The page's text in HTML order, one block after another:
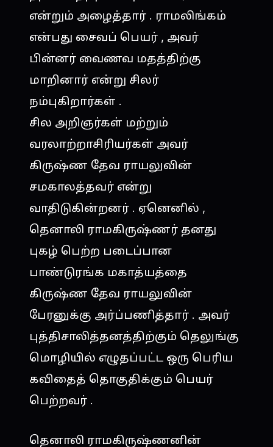
என்றும் அழைத்தார் . ராமலிங்கம்
என்பது சைவப் பெயர் , அவர்
பின்னர் வைணவ மதத்திற்கு
மாறினார் என்று சிலர்
நம்புகிறார்கள் .
சில அறிஞர்கள் மற்றும்
வரலாற்றாசிரியர்கள் அவர்
கிருஷ்ண தேவ ராயலுவின்
சமகாலத்தவர் என்று
வாதிடுகின்றனர் . ஏனெனில் ,
தெனாலி ராமகிருஷ்ணர் தனது
புகழ் பெற்ற படைப்பான
பாண்டுரங்க மகாத்யத்தை
கிருஷ்ண தேவ ராயலுவின்
பேரனுக்கு அர்ப்பணித்தார் . அவர்
புத்திசாலித்தனத்திற்கும் தெலுங்கு
மொழியில் எழுதப்பட்ட ஒரு பெரிய
கவிதைத் தொகுதிக்கும் பெயர்
பெற்றவர் .
தெனாலி ராமகிருஷ்ணனின்